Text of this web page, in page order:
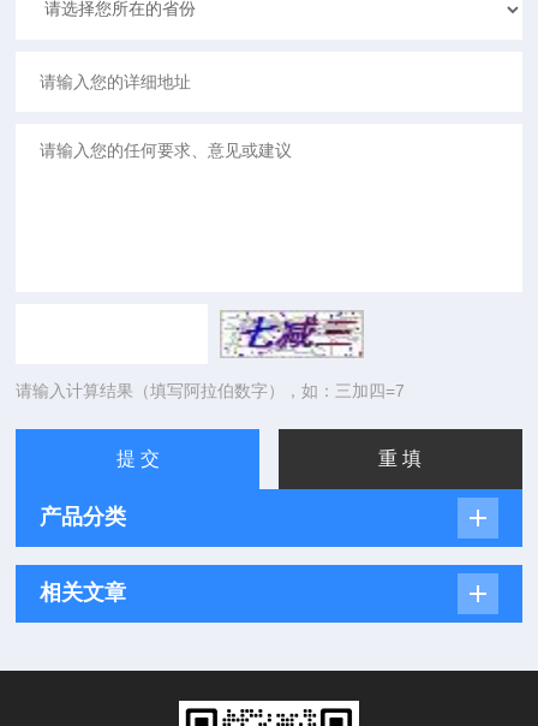
请输入计算结果（填写阿拉伯数字），如：三加四=7
产品分类
相关文章